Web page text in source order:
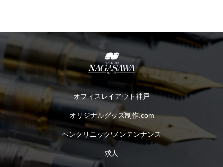
オフィスレイアウト神戸
オリジナルグッズ制作.com
ペンクリニック/メンテンナンス
求人